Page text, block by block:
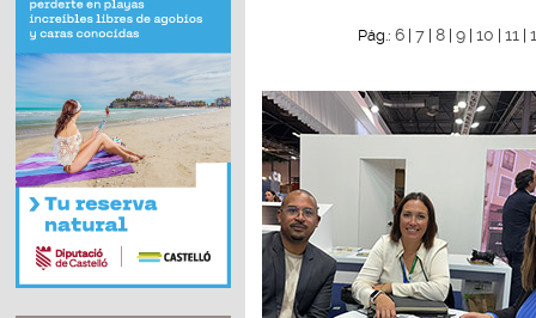
Pág.: 6| 7| 8| 9| 10 11|